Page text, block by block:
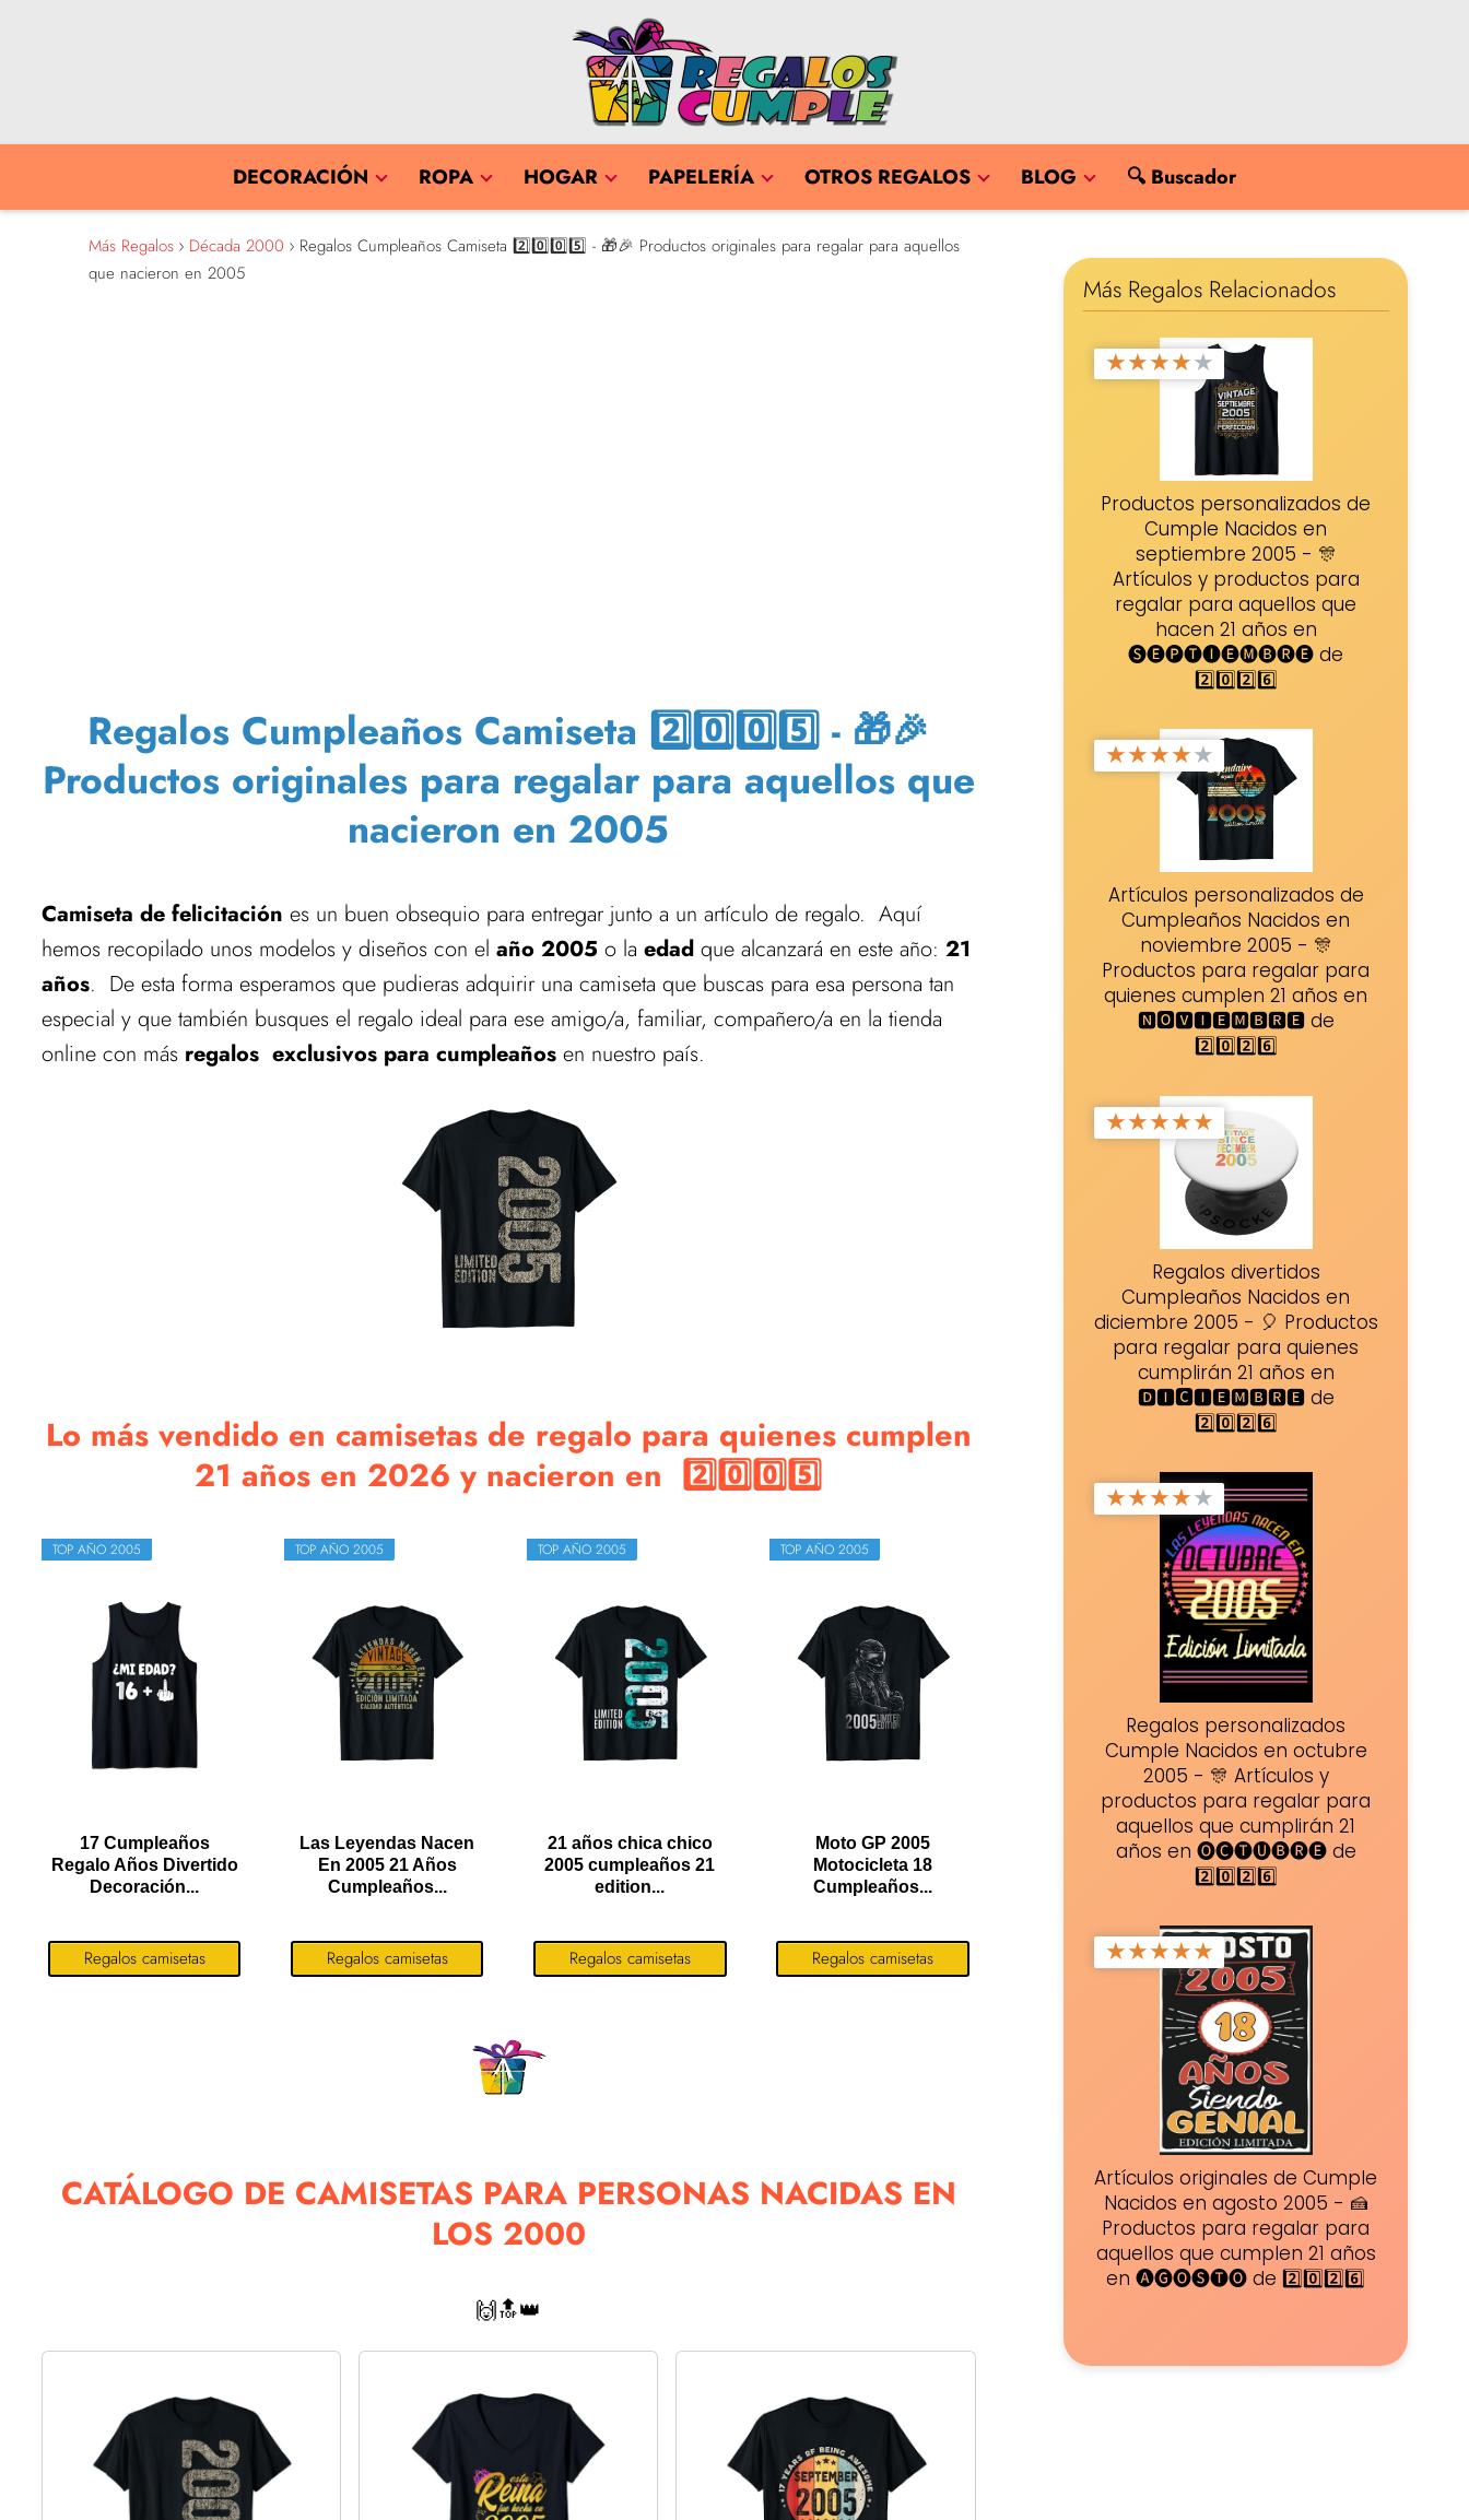
DECORACIÓN ROPA HOGAR PAPELERÍA OTROS REGALOS BLOG 🔍 Buscador
Más Regalos Década 2000
Regalos Cumpleaños Camiseta 2️⃣0️⃣0️⃣5️⃣ - 🎁🎉 Productos originales para regalar para aquellos
que nacieron en 2005
Regalos Cumpleaños Camiseta 2️⃣0️⃣0️⃣5️⃣ - 🎁🎉
Productos originales para regalar para aquellos que
nacieron en 2005
Camiseta de felicitación es un buen obsequio para entregar junto a un artículo de regalo. Aquí
hemos recopilado unos modelos y diseños con el año 2005 o la edad que alcanzará en este año: 21
años. De esta forma esperamos que pudieras adquirir una camiseta que buscas para esa persona tan
especial y que también busques el regalo ideal para ese amigo/a, familiar, compañero/a en la tienda
online con más regalos exclusivos para cumpleaños en nuestro país.
Lo más vendido en camisetas de regalo para quienes cumplen
21 años en 2026 y nacieron en 2️⃣0️⃣0️⃣5️⃣
TOP AÑO 2005
17 Cumpleaños
Regalo Años Divertido
Decoración...
Regalos camisetas
TOP AÑO 2005
Las Leyendas Nacen
En 2005 21 Años
Cumpleaños...
Regalos camisetas
TOP AÑO 2005
21 años chica chico
2005 cumpleaños 21
edition...
Regalos camisetas
TOP AÑO 2005
Moto GP 2005
Motocicleta 18
Cumpleaños...
Regalos camisetas
CATÁLOGO DE CAMISETAS PARA PERSONAS NACIDAS EN
LOS 2000
🙌🔝👑
Más Regalos Relacionados
★★★★★
Productos personalizados de
Cumple Nacidos en
septiembre 2005 - 🎊
Artículos y productos para
regalar para aquellos que
hacen 21 años en
🅢🅔🅟🅣🅘🅔🅜🅑🅡🅔 de
2️⃣0️⃣2️⃣6️⃣
★★★★★
Artículos personalizados de
Cumpleaños Nacidos en
noviembre 2005 - 🎊
Productos para regalar para
quienes cumplen 21 años en
🅽🅾🆅🅸🅴🅼🅱🆁🅴 de
2️⃣0️⃣2️⃣6️⃣
★★★★★
Regalos divertidos
Cumpleaños Nacidos en
diciembre 2005 - 🎈 Productos
para regalar para quienes
cumplirán 21 años en
🅳🅸🅲🅸🅴🅼🅱🆁🅴 de
2️⃣0️⃣2️⃣6️⃣
★★★★★
Regalos personalizados
Cumple Nacidos en octubre
2005 - 🎊 Artículos y
productos para regalar para
aquellos que cumplirán 21
años en 🅞🅒🅣🅤🅑🅡🅔 de
2️⃣0️⃣2️⃣6️⃣
★★★★★
Artículos originales de Cumple
Nacidos en agosto 2005 - 🍰
Productos para regalar para
aquellos que cumplen 21 años
en 🅐🅖🅞🅢🅣🅞 de 2️⃣0️⃣2️⃣6️⃣